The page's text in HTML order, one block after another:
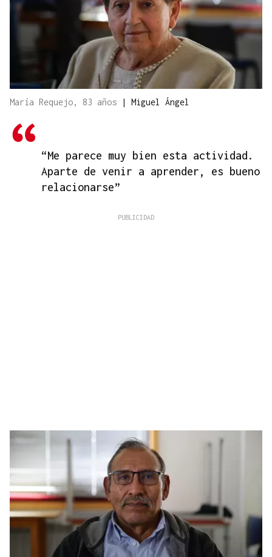
María Requejo, 83 años | Miguel Ángel
“Me parece muy bien esta actividad.
Aparte de venir a aprender, es bueno
relacionarse”